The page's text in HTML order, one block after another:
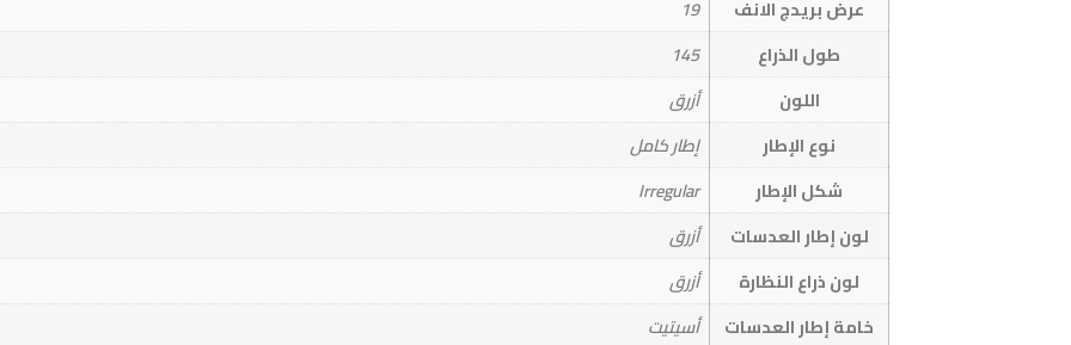
عرض بريدج الانف
19
طول الذراع
145
اللون
أزرق
نوع الإطار
إطار كامل
شكل الإطار
Irregular
لون إطار العدسات
أزرق
لون ذراع النظارة
أزرق
خامة إطار العدسات
أسيتيت